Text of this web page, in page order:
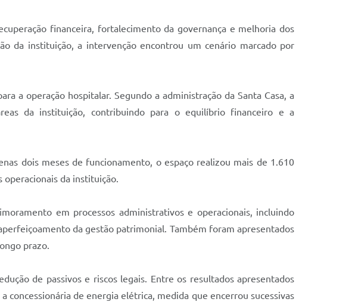
financeira, fortalecimento da governança e melhoria dos
da instituição, a intervenção encontrou um cenário marcado por
a operação hospitalar. Segundo a administração da Santa Casa, a
da instituição, contribuindo para o equilíbrio financeiro e a
dois meses de funcionamento, o espaço realizou mais de 1.610
da instituição.
em processos administrativos e operacionais, incluindo
da gestão patrimonial. Também foram apresentados
prazo.
de passivos e riscos legais. Entre os resultados apresentados
concessionária de energia elétrica, medida que encerrou sucessivas